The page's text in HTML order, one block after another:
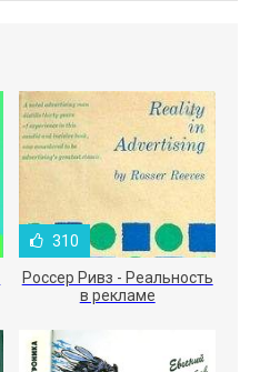
310
Россер Ривз - Реальность
в рекламе